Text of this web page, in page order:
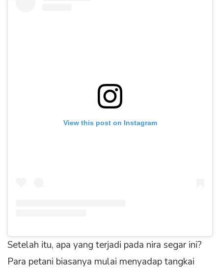
View this post on Instagram
Setelah itu, apa yang terjadi pada nira segar ini?
Para petani biasanya mulai menyadap tangkai